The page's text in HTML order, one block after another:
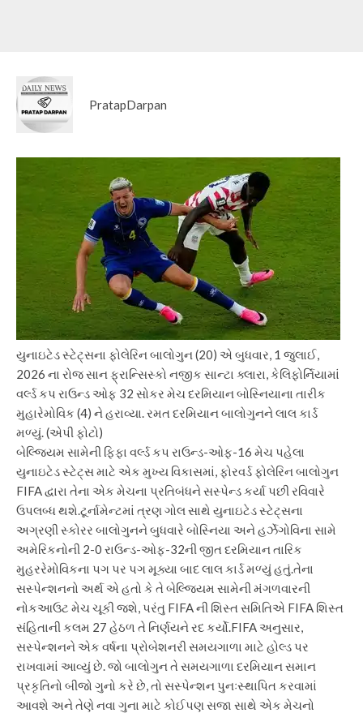
PratapDarpan
યુનાઇટેડ સ્ટેટ્સના ફોલેરિન બાલોગુન (20) એ બુધવાર, 1 જુલાઈ,
2026 ના રોજ સાન ફ્રાન્સિસ્કો નજીક સાન્ટા ક્લારા, કેલિફોર્નિયામાં
વર્લ્ડ કપ રાઉન્ડ ઓફ 32 સોકર મેચ દરમિયાન બોસ્નિયાના તારીક
મુહારેમોવિક (4) ને હરાવ્યા. રમત દરમિયાન બાલોગુનને લાલ કાર્ડ
મળ્યું. (એપી ફોટો)
બેલ્જિયમ સામેની ફિફા વર્લ્ડ કપ રાઉન્ડ-ઓફ-16 મેચ પહેલા
યુનાઇટેડ સ્ટેટ્સ માટે એક મુખ્ય વિકાસમાં, ફોરવર્ડ ફોલેરિન બાલોગુન
FIFA દ્વારા તેના એક મેચના પ્રતિબંધને સસ્પેન્ડ કર્યા પછી રવિવારે
ઉપલબ્ધ થશે.ટૂર્નામેન્ટમાં ત્રણ ગોલ સાથે યુનાઇટેડ સ્ટેટ્સના
અગ્રણી સ્કોરર બાલોગુનને બુધવારે બોસ્નિયા અને હર્ઝેગોવિના સામે
અમેરિકનોની 2-0 રાઉન્ડ-ઓફ-32ની જીત દરમિયાન તારિક
મુહરરેમોવિકના પગ પર પગ મૂક્યા બાદ લાલ કાર્ડ મળ્યું હતું.તેના
સસ્પેન્શનનો અર્થ એ હતો કે તે બેલ્જિયમ સામેની મંગળવારની
નોકઆઉટ મેચ ચૂકી જશે, પરંતુ FIFA ની શિસ્ત સમિતિએ FIFA શિસ્ત
સંહિતાની કલમ 27 હેઠળ તે નિર્ણયને રદ કર્યો.FIFA અનુસાર,
સસ્પેન્શનને એક વર્ષના પ્રોબેશનરી સમયગાળા માટે હોલ્ડ પર
રાખવામાં આવ્યું છે. જો બાલોગુન તે સમયગાળા દરમિયાન સમાન
પ્રકૃતિનો બીજો ગુનો કરે છે, તો સસ્પેન્શન પુનઃસ્થાપિત કરવામાં
આવશે અને તેણે નવા ગુના માટે કોઈપણ સજા સાથે એક મેચનો